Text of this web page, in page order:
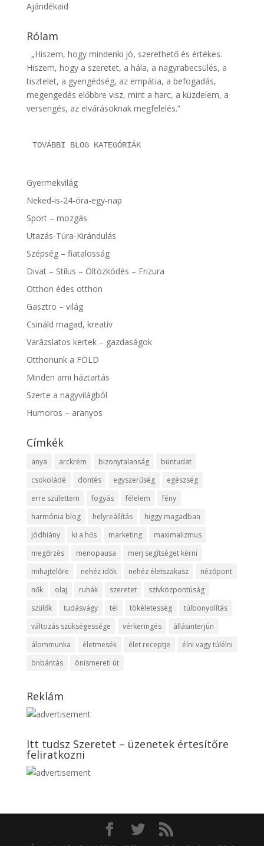
Ajándékaid
Rólam
„Hiszem, hogy mindenki jó, szerethető és értékes.
Hiszem, hogy a szeretet, a hála, a nagyrabecsülés, a
tisztelet, a gyengédség, az empátia, a befogadás,
megengedés előbbre visz, mint a harc, a küzdelem, a
versengés, az elvárásoknak megfelelés.”
TOVÁBBI BLOG KATEGÓRIÁK
Gyermekvilág
Neked-is-24-óra-egy-nap
Sport – mozgás
Utazás-Túra-Kirándulás
Szépség – fiatalosság
Divat – Stílus – Öltözködés – Frizura
Otthon édes otthon
Gasztro – világ
Csináld magad, kreatív
Varázslatos kertek – gazdaságok
Otthonunk a FÖLD
Minden ami háztartás
Szerte a nagyvilágból
Humoros – aranyos
Címkék
anya arckrém bizonytalanság
büntudat
csokoládé
döntés egyszerűség
egészség
erre születtem
fogyás félelem
fény
harmónia blog
helyreállítás
higgy magadban
jódhiány
ki a hős marketing
maximalizmus
megőrzés
menopausa
merj segítséget kérni
mihajtelőre
nehéz idők nehéz életszakasz
nézőpont
nők
olaj ruhák szeretet
szívközpontúság
szülők
tudásvágy tél tökéletesség
túlbonyolítás
változás szükségessége
vérkeringés
állásinterjún
álommunka
életmesék élet receptje
élni vagy túlélni
önbántás
önismereti út
Reklám
Itt tudsz Szeretet – üzenetek értesítőre
feliratkozni